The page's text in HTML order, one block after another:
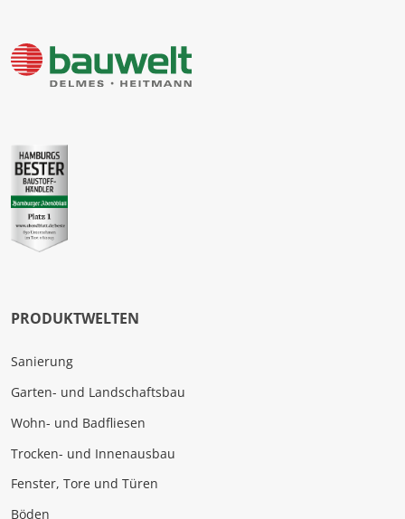
PRODUKTWELTEN
Sanierung
Garten- und Landschaftsbau
Wohn- und Badfliesen
Trocken- und Innenausbau
Fenster, Tore und Türen
Böden